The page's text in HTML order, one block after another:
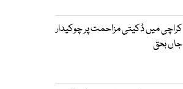
کراچی میں ڈکیتی مزاحمت پر چوکیدار
جاں بحق